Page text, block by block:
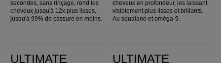
secondes, sans rinçage, rend les
cheveux jusqu'à 12x plus lisses,
jusqu'à 99% de cassure en moins.
cheveux en profondeur, les laissant
visiblement plus lisses et brillants.
Au squalane et oméga-9.
ULTIMATE ULTIMATE